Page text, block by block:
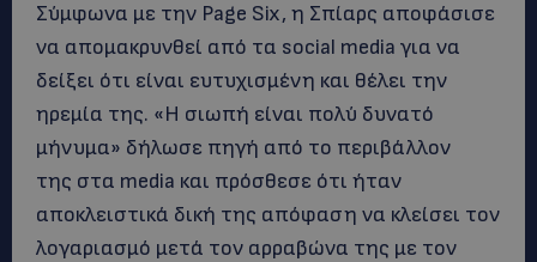
Σύμφωνα με την Page Six, η Σπίαρς αποφάσισε
να απομακρυνθεί από τα social media για να
δείξει ότι είναι ευτυχισμένη και θέλει την
ηρεμία της. «Η σιωπή είναι πολύ δυνατό
μήνυμα» δήλωσε πηγή από το περιβάλλον
της στα media και πρόσθεσε ότι ήταν
αποκλειστικά δική της απόφαση να κλείσει τον
λογαριασμό μετά τον αρραβώνα της με τον